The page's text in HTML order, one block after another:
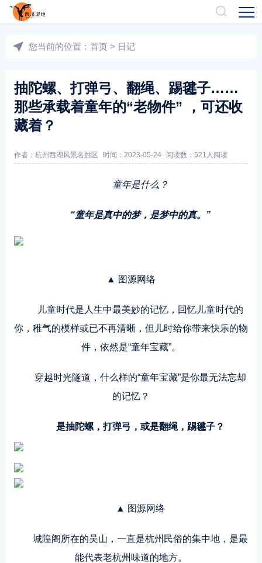
您当前的位置： 首页 > 日记
抽陀螺、打弹弓、翻绳、踢毽子……
那些承载着童年的“老物件” ，可还收
藏着？
作者： 杭州西湖风景名胜区 时间：2023-05-24 阅读数： 521人阅读
童年是什么？
“童年是真中的梦，是梦中的真。”
▲ 图源网络
儿童时代是人生中最美妙的记忆，回忆儿童时代的
你，稚气的模样或已不再清晰，但儿时给你带来快乐的物
件，依然是“童年宝藏”。
穿越时光隧道，什么样的“童年宝藏”是你最无法忘却
的记忆？
是抽陀螺，打弹弓，或是翻绳，踢毽子？
▲ 图源网络
城隍阁所在的吴山，一直是杭州民俗的集中地，是最
能代表老杭州味道的地方。